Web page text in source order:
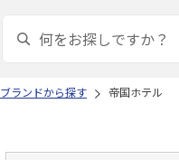
ブランドから探す 帝国ホテル